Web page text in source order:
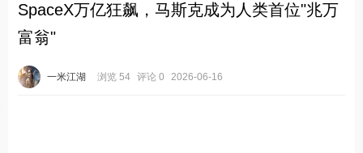
SpaceX万亿狂飙，马斯克成为人类首位"兆万
富翁"
一米江湖 浏览 54 评论 0 2026-06-16